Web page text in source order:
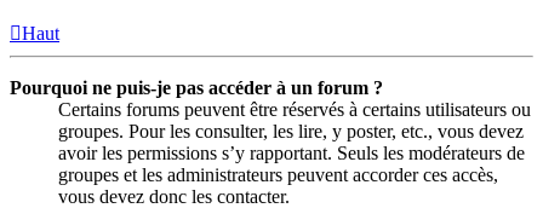
Haut
Pourquoi ne puis-je pas accéder à un forum ?
Certains forums peuvent être réservés à certains utilisateurs ou
groupes. Pour les consulter, les lire, y poster, etc., vous devez
avoir les permissions s’y rapportant. Seuls les modérateurs de
groupes et les administrateurs peuvent accorder ces accès,
vous devez donc les contacter.